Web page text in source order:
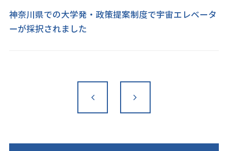
神奈川県での大学発・政策提案制度で宇宙エレベータ
ーが採択されました